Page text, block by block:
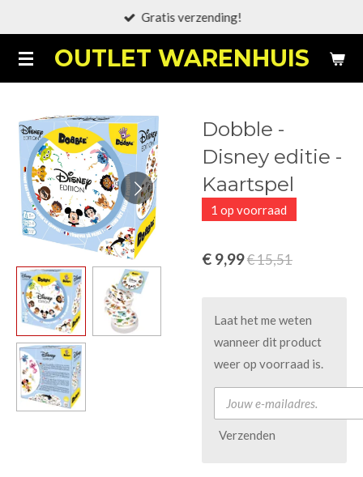
naar
de
OUTLET WARENHUIS
Gratis verzending!
Dobble -
Disney editie -
Kaartspel
1 op voorraad
€ 9,99€ 15,51
Laat het me weten
wanneer dit product
weer op voorraad is.
Verzenden